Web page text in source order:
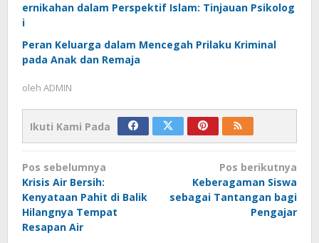
ernikahan dalam Perspektif Islam: Tinjauan Psikolog
i
Peran Keluarga dalam Mencegah Prilaku Kriminal
pada Anak dan Remaja
oleh ADMIN
Ikuti Kami Pada
Navigasi
pos
Pos sebelumnya
Krisis Air Bersih:
Kenyataan Pahit di Balik
Hilangnya Tempat
Resapan Air
Pos berikutnya
Keberagaman Siswa
sebagai Tantangan bagi
Pengajar